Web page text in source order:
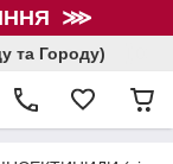
⋙
та Городу)